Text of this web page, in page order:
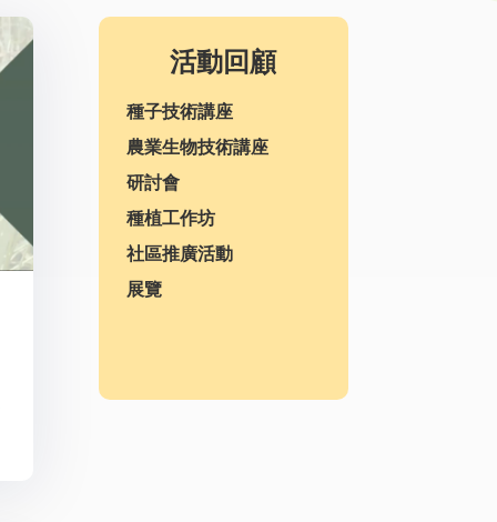
活動回顧
種子技術講座
農業生物技術講座
研討會
種植工作坊
社區推廣活動
展覽